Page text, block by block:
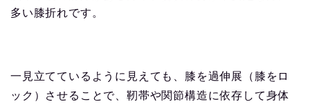
多い膝折れです。
一見立てているように見えても、膝を過伸展（膝をロ
ック）させることで、靭帯や関節構造に依存して身体